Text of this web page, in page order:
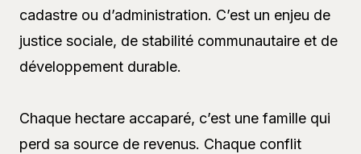
cadastre ou d’administration. C’est un enjeu de
justice sociale, de stabilité communautaire et de
développement durable.
Chaque hectare accaparé, c’est une famille qui
perd sa source de revenus. Chaque conflit